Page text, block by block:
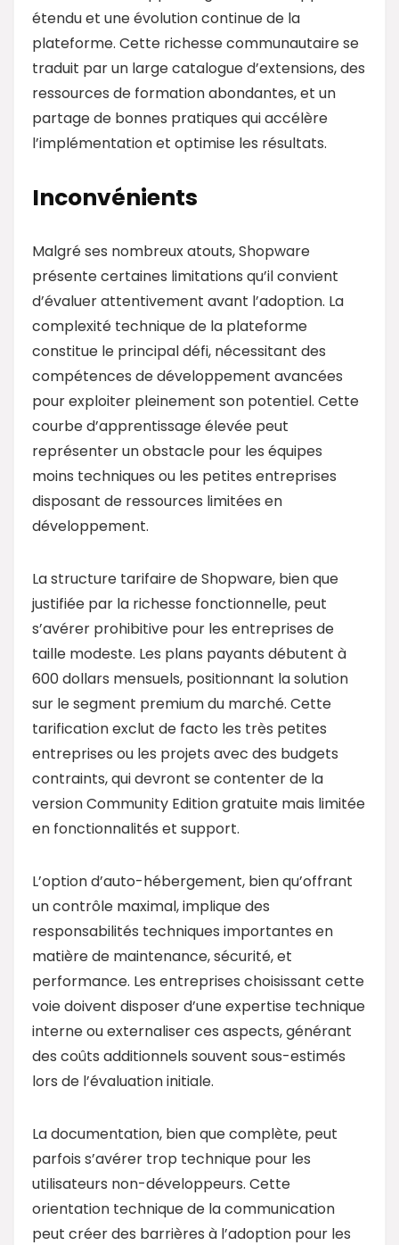
étendu et une évolution continue de la
plateforme. Cette richesse communautaire se
traduit par un large catalogue d’extensions, des
ressources de formation abondantes, et un
partage de bonnes pratiques qui accélère
l’implémentation et optimise les résultats.
Inconvénients
Malgré ses nombreux atouts, Shopware
présente certaines limitations qu’il convient
d’évaluer attentivement avant l’adoption. La
complexité technique de la plateforme
constitue le principal défi, nécessitant des
compétences de développement avancées
pour exploiter pleinement son potentiel. Cette
courbe d’apprentissage élevée peut
représenter un obstacle pour les équipes
moins techniques ou les petites entreprises
disposant de ressources limitées en
développement.
La structure tarifaire de Shopware, bien que
justifiée par la richesse fonctionnelle, peut
s’avérer prohibitive pour les entreprises de
taille modeste. Les plans payants débutent à
600 dollars mensuels, positionnant la solution
sur le segment premium du marché. Cette
tarification exclut de facto les très petites
entreprises ou les projets avec des budgets
contraints, qui devront se contenter de la
version Community Edition gratuite mais limitée
en fonctionnalités et support.
L’option d’auto-hébergement, bien qu’offrant
un contrôle maximal, implique des
responsabilités techniques importantes en
matière de maintenance, sécurité, et
performance. Les entreprises choisissant cette
voie doivent disposer d’une expertise technique
interne ou externaliser ces aspects, générant
des coûts additionnels souvent sous-estimés
lors de l’évaluation initiale.
La documentation, bien que complète, peut
parfois s’avérer trop technique pour les
utilisateurs non-développeurs. Cette
orientation technique de la communication
peut créer des barrières à l’adoption pour les